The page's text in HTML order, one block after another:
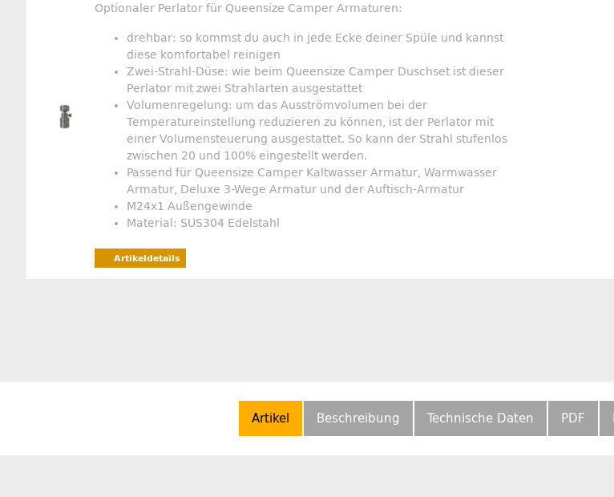
Optionaler Perlator für Queensize Camper Armaturen:
drehbar: so kommst du auch in jede Ecke deiner Spüle und kannst
diese komfortabel reinigen
Zwei-Strahl-Düse: wie beim Queensize Camper Duschset ist dieser
Perlator mit zwei Strahlarten ausgestattet
Volumenregelung: um das Ausströmvolumen bei der
Temperatureinstellung reduzieren zu können, ist der Perlator mit
einer Volumensteuerung ausgestattet. So kann der Strahl stufenlos
zwischen 20 und 100% eingestellt werden.
Passend für Queensize Camper Kaltwasser Armatur, Warmwasser
Armatur, Deluxe 3-Wege Armatur und der Auftisch-Armatur
M24x1 Außengewinde
Material: SUS304 Edelstahl
Artikeldetails
Artikel Beschreibung Technische Daten PDF